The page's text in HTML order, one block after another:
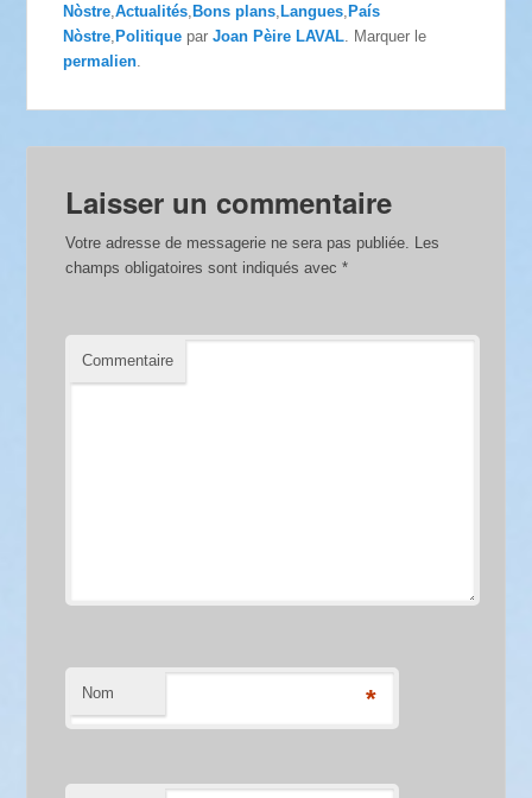
Nòstre ,Actualités ,Bons plans ,Langues ,País
Nòstre ,Politique parJoan Pèire LAVAL . Marquer le
permalien
Laisser un commentaire
Votre adresse de messagerie ne sera pas publiée. Les
champs obligatoires sont indiqués avec*
Commentaire
Nom *